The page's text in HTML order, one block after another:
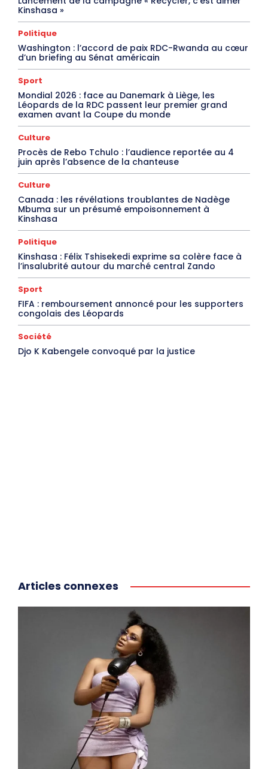
Kinshasa »
Politique
Washington : l’accord de paix RDC-Rwanda au cœur
d’un briefing au Sénat américain
Sport
Mondial 2026 : face au Danemark à Liège, les
Léopards de la RDC passent leur premier grand
examen avant la Coupe du monde
Culture
Procès de Rebo Tchulo : l’audience reportée au 4
juin après l’absence de la chanteuse
Culture
Canada : les révélations troublantes de Nadège
Mbuma sur un présumé empoisonnement à
Kinshasa
Politique
Kinshasa : Félix Tshisekedi exprime sa colère face à
l’insalubrité autour du marché central Zando
Sport
FIFA : remboursement annoncé pour les supporters
congolais des Léopards
Société
Djo K Kabengele convoqué par la justice
Articles connexes